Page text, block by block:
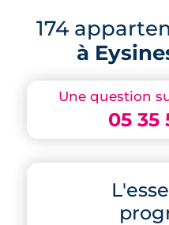
Une question
05 35
174
à